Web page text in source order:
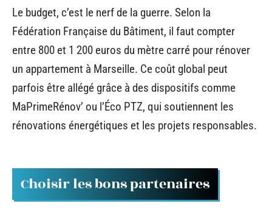
Le budget, c’est le nerf de la guerre. Selon la
Fédération Française du Bâtiment, il faut compter
entre 800 et 1 200 euros du mètre carré pour rénover
un appartement à Marseille. Ce coût global peut
parfois être allégé grâce à des dispositifs comme
MaPrimeRénov’ ou l’Éco PTZ, qui soutiennent les
rénovations énergétiques et les projets responsables.
Choisir les bons partenaires